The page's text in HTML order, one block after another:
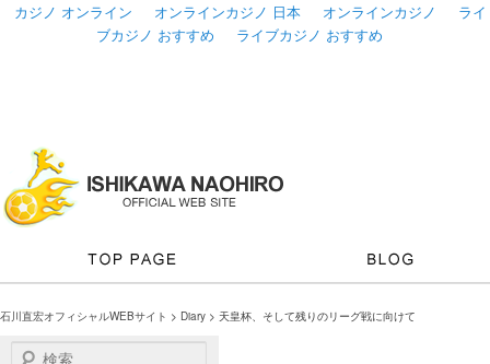
カジノ オンライン オンラインカジノ 日本 オンラインカジノ
ライ
ブカジノ おすすめ
ライブカジノ おすすめ
石川直宏オフィシャルWEBサイト > Diary > 天皇杯、そして残りのリーグ戦に向けて
検索